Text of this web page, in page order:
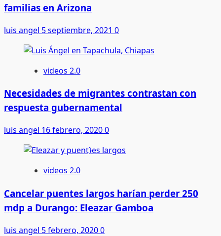
familias en Arizona
luis angel 5 septiembre, 2021 0
videos 2.0
Necesidades de migrantes contrastan con
respuesta gubernamental
luis angel 16 febrero, 20200
videos 2.0
Cancelar puentes largos harían perder 250
mdp a Durango: Eleazar Gamboa
luis angel 5 febrero, 20200